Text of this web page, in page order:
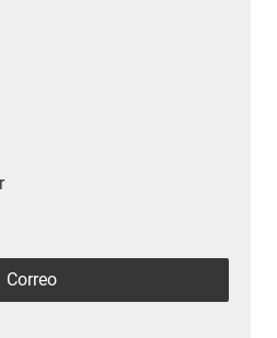
Correo